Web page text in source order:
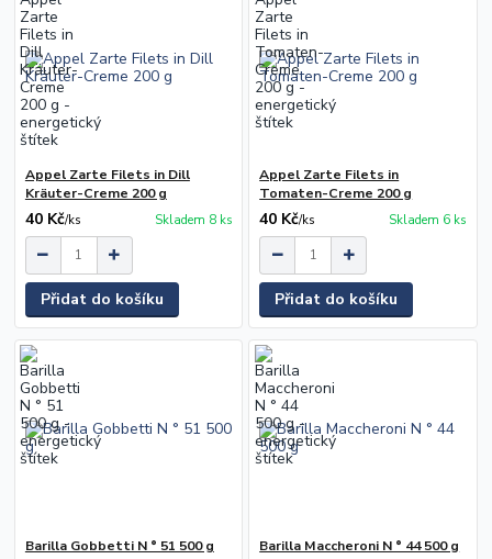
Appel Zarte Filets in Dill
Kräuter-Creme 200 g
40 Kč/ks Skladem 8 ks
Přidat do košíku
Appel Zarte Filets in
Tomaten-Creme 200 g
40 Kč/ks Skladem 6 ks
Přidat do košíku
Barilla Gobbetti N ° 51 500 g Barilla Maccheroni N ° 44 500 g